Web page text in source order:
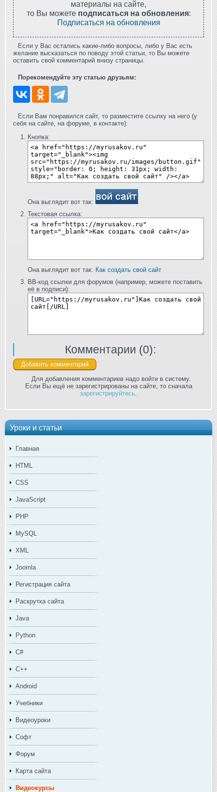
Уроки и статьи
Главная
HTML
CSS
JavaScript
PHP
MySQL
XML
Joomla
Регистрация сайта
Раскрутка сайта
Java
Python
C#
C++
Android
Учебники
Видеоуроки
Софт
Форум
Карта сайта
Видеокурсы
материалы на сайте,
то Вы можете подписаться на обновления:
Подписаться на обновления
Если у Вас остались какие-либо вопросы, либо у Вас есть
желание высказаться по поводу этой статьи, то Вы можете
оставить свой комментарий внизу страницы.
Порекомендуйте эту статью друзьям:
Если Вам понравился сайт, то разместите ссылку на него (у
себя на сайте, на форуме, в контакте):
Кнопка:
Она выглядит вот так:
Текстовая ссылка:
Она выглядит вот так: Как создать свой сайт
BB-код ссылки для форумов (например, можете поставить
её в подписи):
Комментарии (0):
Для добавления комментариев надо войти в систему.
Если Вы ещё не зарегистрированы на сайте, то сначала
зарегистрируйтесь